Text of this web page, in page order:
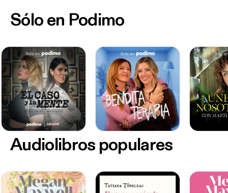
Sólo en Podimo
Audiolibros populares